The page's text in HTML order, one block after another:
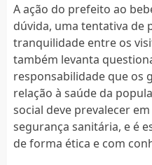
A ação do prefeito ao
dúvida, uma tentativa de
tranquilidade entre os
também levanta
responsabilidade que os
relação à saúde da
social deve prevalecer
segurança sanitária, e é
de forma ética e com